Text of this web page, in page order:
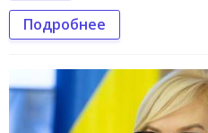
Подробнее